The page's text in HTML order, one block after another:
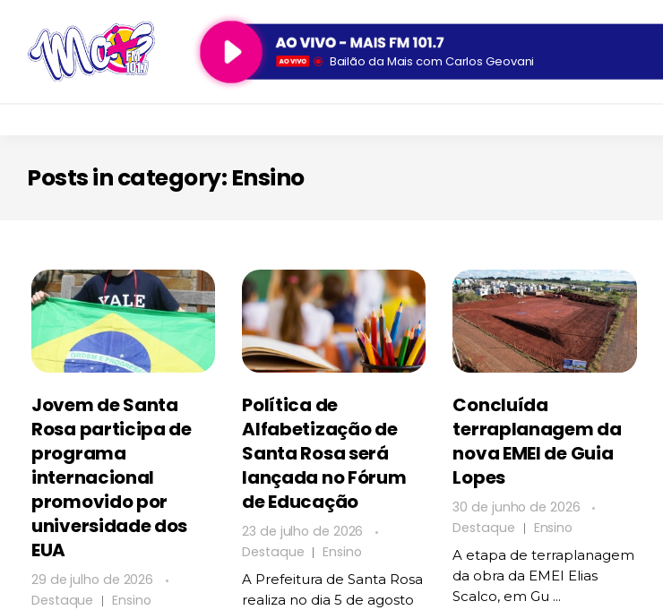
Bailão da Mais com Carlos Geovani
Posts in category: Ensino
Jovem de Santa
Rosa participa de
programa
internacional
promovido por
universidade dos
EUA
29 de julho de 2026
Destaque
Ensino
Política de
Alfabetização de
Santa Rosa será
lançada no Fórum
de Educação
23 de julho de 2026
Destaque
Ensino
A Prefeitura de Santa Rosa
realiza no dia 5 de agosto
Concluída
terraplanagem da
nova EMEI de Guia
Lopes
30 de junho de 2026
Destaque
Ensino
A etapa de terraplanagem
da obra da EMEI Elias
Scalco, em Gu ...